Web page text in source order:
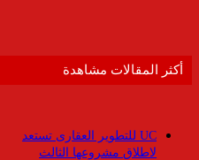
أكثر المقالات مشاهدة
UC للتطوير العقارى تستعد
لاطلاق مشروعها الثالث